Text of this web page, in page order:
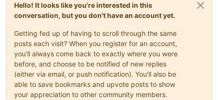
Hello! It looks like you're interested in this
conversation, but you don't have an account yet.
Getting fed up of having to scroll through the same
posts each visit? When you register for an account,
you'll always come back to exactly where you were
before, and choose to be notified of new replies
(either via email, or push notification). You'll also be
able to save bookmarks and upvote posts to show
your appreciation to other community members.